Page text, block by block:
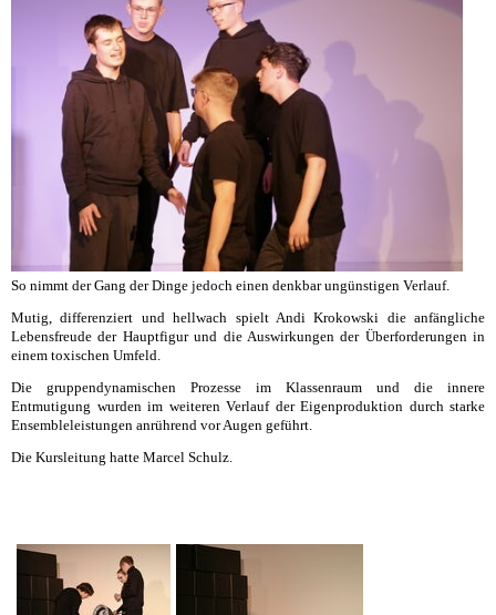
So nimmt der Gang der Dinge jedoch einen denkbar ungünstigen Verlauf.
Mutig, differenziert und hellwach spielt Andi Krokowski die anfängliche
Lebensfreude der Hauptfigur und die Auswirkungen der Überforderungen in
einem toxischen Umfeld.
Die gruppendynamischen Prozesse im Klassenraum und die innere
Entmutigung wurden im weiteren Verlauf der Eigenproduktion durch starke
Ensembleleistungen anrührend vor Augen geführt.
Die Kursleitung hatte Marcel Schulz.